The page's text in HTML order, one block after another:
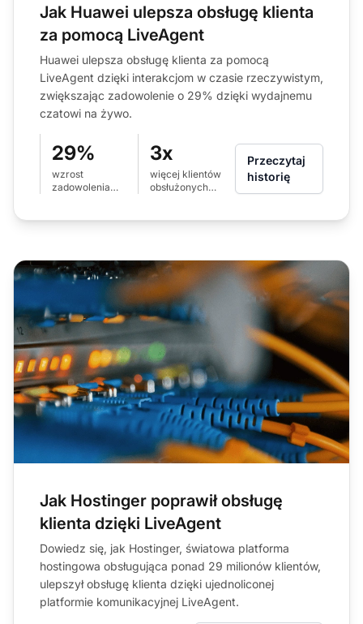
Jak Huawei ulepsza obsługę klienta
za pomocą LiveAgent
Huawei ulepsza obsługę klienta za pomocą
LiveAgent dzięki interakcjom w czasie rzeczywistym,
zwiększając zadowolenie o 29% dzięki wydajnemu
czatowi na żywo.
29%
wzrost
zadowolenia
3x
więcej klientów
obsłużonych
Przeczytaj
historię
Jak Hostinger poprawił obsługę
klienta dzięki LiveAgent
Dowiedz się, jak Hostinger, światowa platforma
hostingowa obsługująca ponad 29 milionów klientów,
ulepszył obsługę klienta dzięki ujednoliconej
platformie komunikacyjnej LiveAgent.